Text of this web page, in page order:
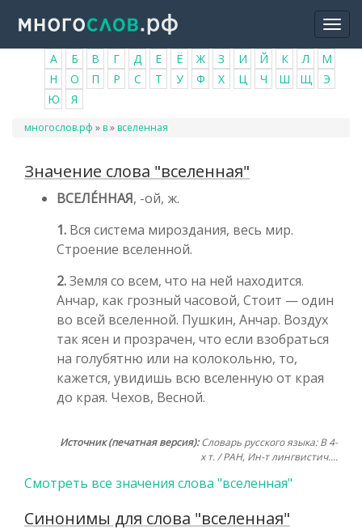
основному
содержанию
А Б В Г Д Е Ё Ж З И Й К Л
М
Н
О П Р С Т У Ф Х Ц Ч Ш Щ
Э
Ю
Я
Вы
многослов.рф » в» вселенная
Значение слова "вселенная"
ВСЕЛЕ́ННАЯ, -ой, ж.
1. Вся система мироздания, весь мир.
Строение вселенной.
2.Земля со всем, что на ней находится.
Анчар, как грозный часовой, Стоит — один
во всей вселенной. Пушкин, Анчар. Воздух
так ясен и прозрачен, что если взобраться
на голубятню или на колокольню, то,
кажется, увидишь всю вселенную от края
до края. Чехов, Весной.
Источник (печатная версия):Словарь русского языка: В 4-
х т. / РАН, Ин-т лингвистич....
Смотреть все значения слова "вселенная"
Синонимы для слова "вселенная"